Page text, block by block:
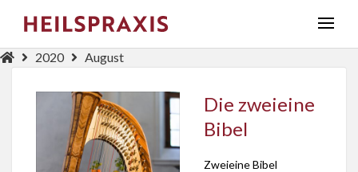
2020 August
Die zweieine
Bibel
Zweieine Bibel